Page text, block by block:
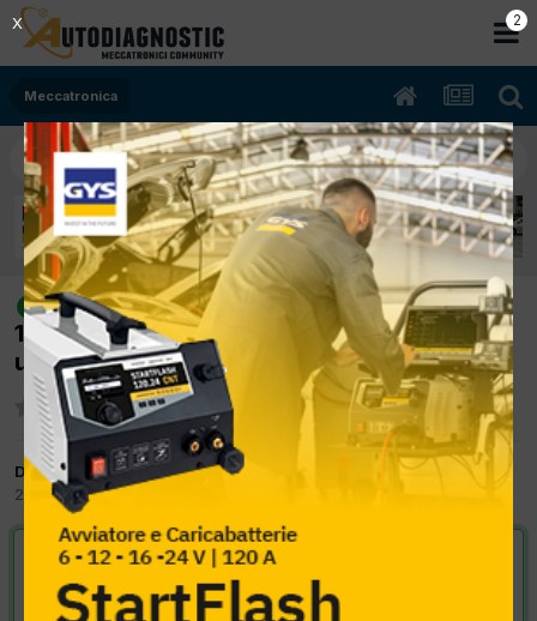
Meccatronica
risolto
[Lancia Ypsilon 09/2006 1242cc
188A4000 44Kw Benzina] Si spegne e per
un pò non riparte
Da Sauro
20 Settembre 2012
VAI ALLA SOLUZIONE
Risolta da Sauro,24 Settembre 2012
2
X